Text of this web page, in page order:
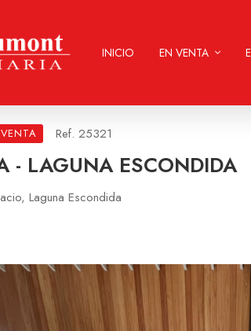
INICIO EN VENTA
Ref. 25321
- LAGUNA ESCONDIDA
Laguna Escondida